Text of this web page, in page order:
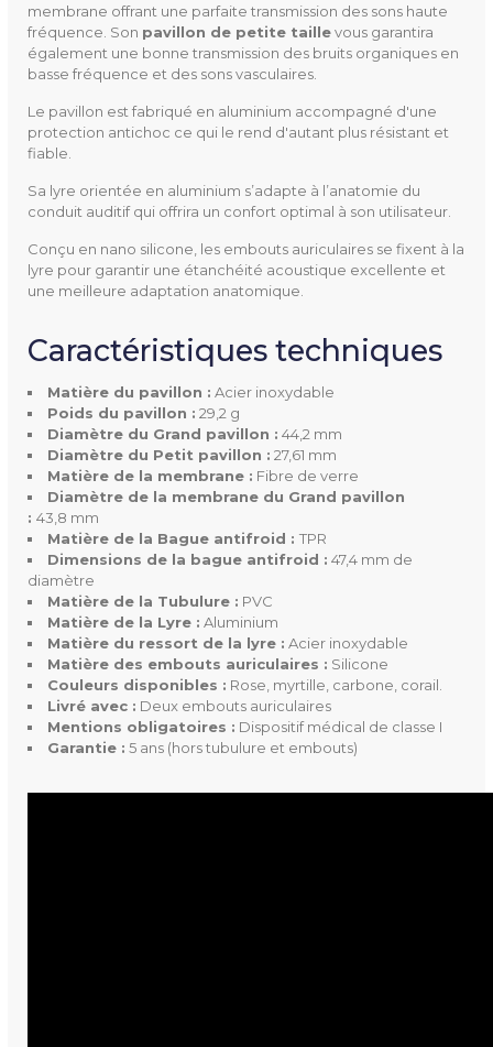
membrane offrant une parfaite transmission des sons haute
fréquence. Son pavillon de petite taillevous garantira
également une bonne transmission des bruits organiques en
basse fréquence et des sons vasculaires.
Le pavillon est fabriqué en aluminium accompagné d'une
protection antichoc ce qui le rend d'autant plus résistant et
fiable.
Sa lyre orientée en aluminium s’adapte à l’anatomie du
conduit auditif qui offrira un confort optimal à son utilisateur.
Conçu en nano silicone, les embouts auriculaires se fixent à la
lyre pour garantir une étanchéité acoustique excellente et
une meilleure adaptation anatomique.
Caractéristiques techniques
Matière du pavillon : Acier inoxydable
Poids du pavillon : 29,2 g
Diamètre du Grand pavillon : 44,2 mm
Diamètre du Petit pavillon : 27,61 mm
Matière de la membrane : Fibre de verre
Diamètre de la membrane du Grand pavillon
: 43,8 mm
Matière de la Bague antifroid : TPR
Dimensions de la bague antifroid : 47,4 mm de
diamètre
Matière de la Tubulure : PVC
Matière de la Lyre : Aluminium
Matière du ressort de la lyre : Acier inoxydable
Matière des embouts auriculaires : Silicone
Couleurs disponibles : Rose, myrtille, carbone, corail.
Livré avec : Deux embouts auriculaires
Mentions obligatoires : Dispositif médical de classe I
Garantie : 5 ans (hors tubulure et embouts)
Petit pavillon : 27,61 mm
Matière
Bague antifroid : TPR
one
Membrane : Fibre de verre
Pavillon : Acier inoxydable
Ressort de la lyre : Acier inox
ydable
Tubulure : PVC
Poids Pavillon : 29,2 g
Couleur(s) Disponible(s)
Corail
Myrtille
Rose
Livré Avec Deux embouts auriculaires
Garantie
5 ans (hors tubulure et emb
Mentions Obligatoires Dispositif médical de classe I